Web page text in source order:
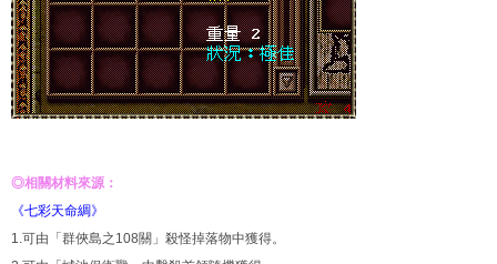
◎相關材料來源：
《七彩天命綢》
1.可由「群俠島之108關」殺怪掉落物中獲得。